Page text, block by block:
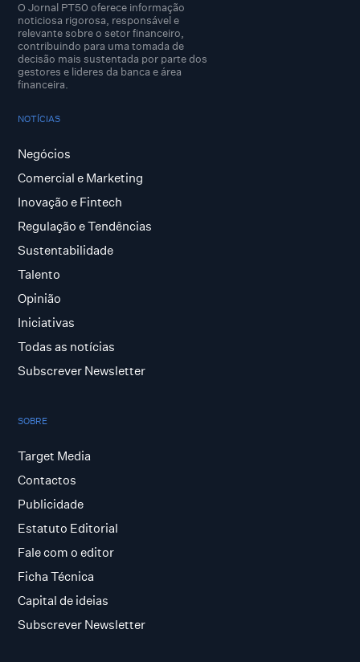
O Jornal PT50 oferece informação
noticiosa rigorosa, responsável e
relevante sobre o setor financeiro,
contribuindo para uma tomada de
decisão mais sustentada por parte dos
gestores e lideres da banca e área
financeira.
NOTÍCIAS
Negócios
Comercial e Marketing
Inovação e Fintech
Regulação e Tendências
Sustentabilidade
Talento
Opinião
Iniciativas
Todas as notícias
Subscrever Newsletter
SOBRE
Target Media
Contactos
Publicidade
Estatuto Editorial
Fale com o editor
Ficha Técnica
Capital de ideias
Subscrever Newsletter